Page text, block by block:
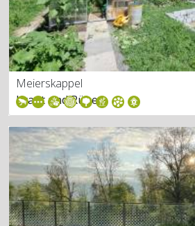
Meierskappel
Kraut und Rübe